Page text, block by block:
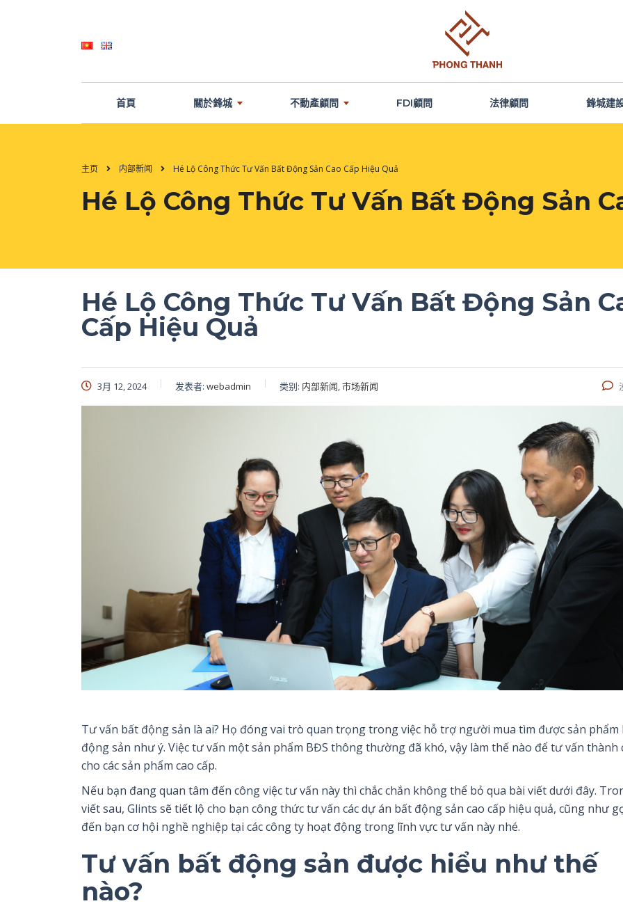
首頁 關於鋒城 不動產顧問 FDI顧問 法律顧問 鋒城建
主页 内部新闻 Hé Lộ Công Thức Tư Vấn Bất Động Sản Cao Cấp Hiệu Quả
Hé Lộ Công Thức Tư Vấn Bất Động Sản
Hé Lộ Công Thức Tư Vấn Bất Động Sản
Cấp Hiệu Quả
3月 12, 2024 发表者: webadmin 类别: 内部新闻, 市场新闻
Tư vấn bất động sản là ai? Họ đóng vai trò quan trọng trong việc hỗ trợ người mua tìm được sản phẩm
động sản như ý. Việc tư vấn một sản phẩm BĐS thông thường đã khó, vậy làm thế nào để tư vấn thành
cho các sản phẩm cao cấp.
Nếu bạn đang quan tâm đến công việc tư vấn này thì chắc chắn không thể bỏ qua bài viết dưới đây.
viết sau, Glints sẽ tiết lộ cho bạn công thức tư vấn các dự án bất động sản cao cấp hiệu quả, cũng như
đến bạn cơ hội nghề nghiệp tại các công ty hoạt động trong lĩnh vực tư vấn này nhé.
Tư vấn bất động sản được hiểu như thế
nào?